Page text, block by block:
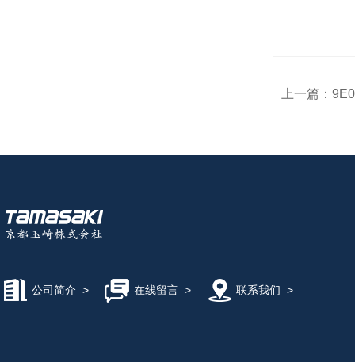
上一篇：
公司简介 > 在线留言> 联系我们 >